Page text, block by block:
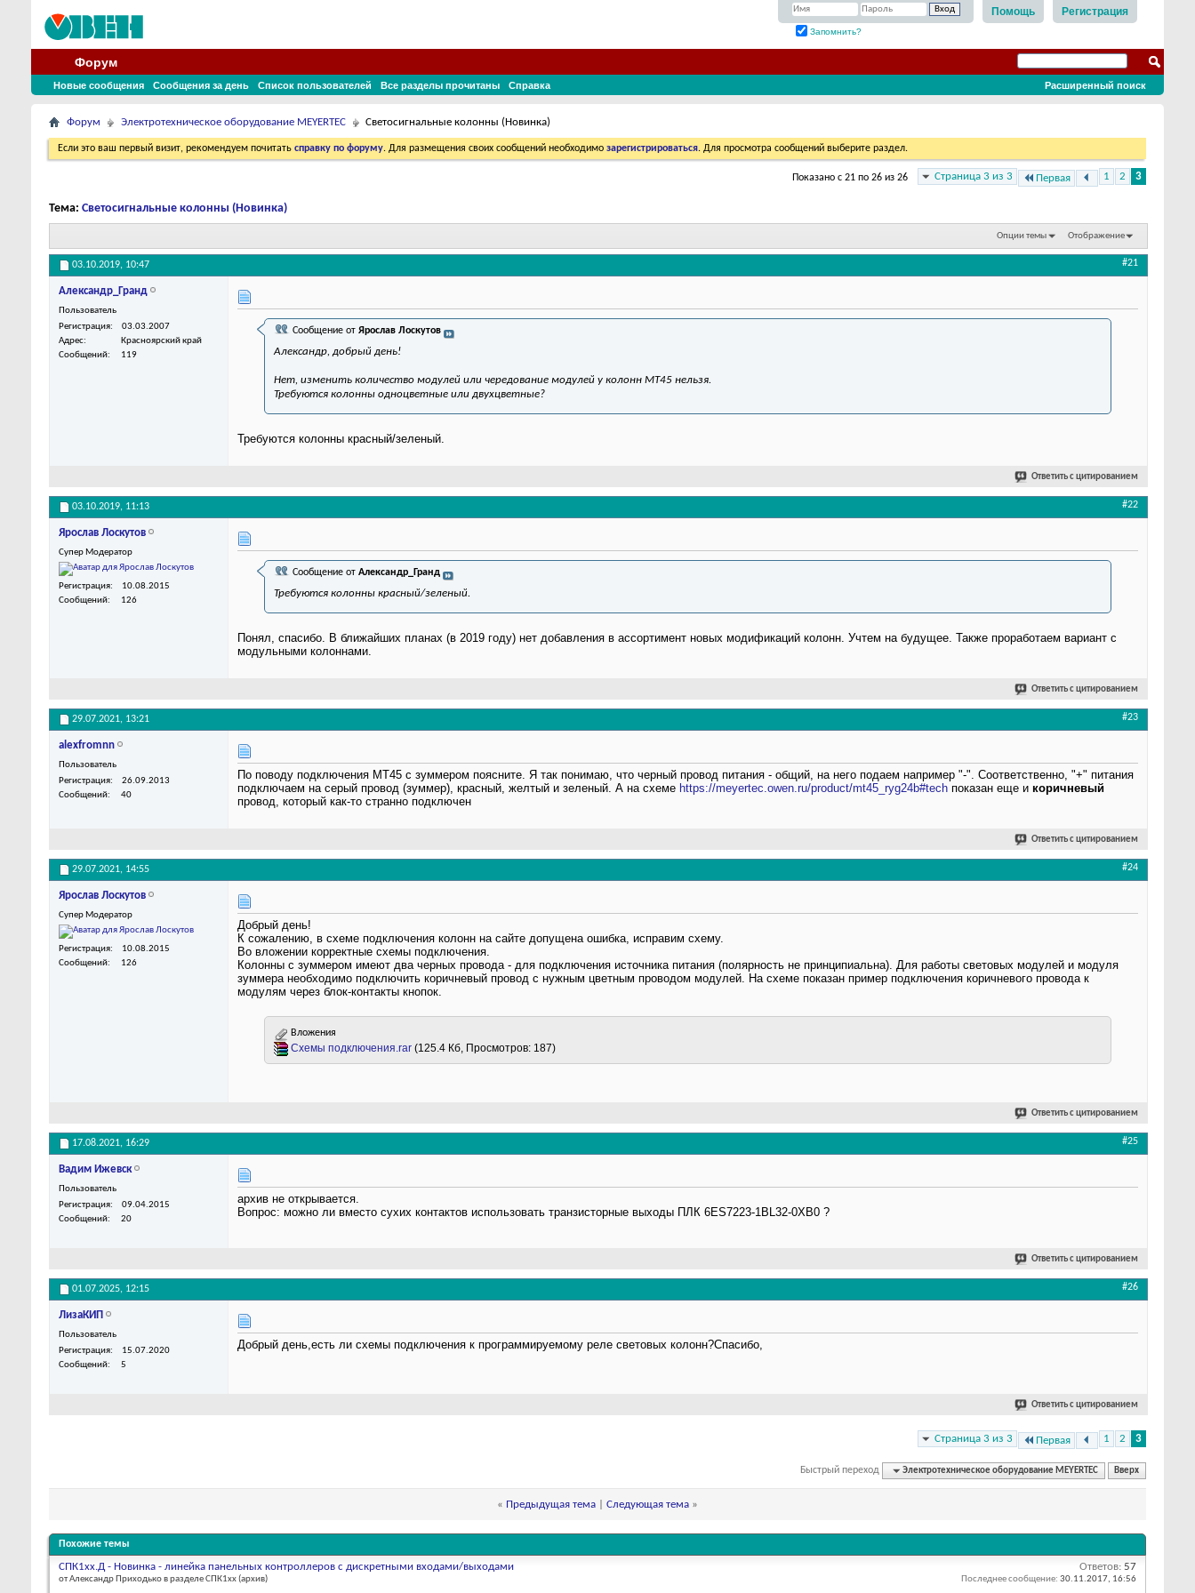
Регистрация
Помощь
Запомнить?
Форум
Новые сообщения Сообщения за день Список пользователей Все разделы прочитаны Справка Расширенный поиск
Форум Электротехническое оборудование MEYERTEC Светосигнальные колонны (Новинка)
Если это ваш первый визит, рекомендуем почитать справку по форуму. Для размещения своих сообщений необходимо зарегистрироваться. Для просмотра сообщений выберите раздел.
Страница 3 из 3 Первая 1 2 3
Показано с 21 по 26 из 26
Тема: Светосигнальные колонны (Новинка)
Опции темы Отображение
03.10.2019, 10:47 #21
Александр_Гранд
Пользователь
Регистрация
03.03.2007
Адрес
Красноярский край
Сообщений
119
Сообщение от Ярослав Лоскутов
Александр, добрый день!
Нет, изменить количество модулей или чередование модулей у колонн MT45 нельзя.
Требуются колонны одноцветные или двухцветные?
Требуются колонны красный/зеленый.
Ответить с цитированием
03.10.2019, 11:13 #22
Ярослав Лоскутов
Супер Модератор
Регистрация
10.08.2015
Сообщений
126
Сообщение от Александр_Гранд
Требуются колонны красный/зеленый.
Понял, спасибо. В ближайших планах (в 2019 году) нет добавления в ассортимент новых модификаций колонн. Учтем на будущее. Также проработаем вариант с
модульными колоннами.
Ответить с цитированием
29.07.2021, 13:21 #23
alexfromnn
Пользователь
Регистрация
26.09.2013
Сообщений
40
По поводу подключения MT45 с зуммером поясните. Я так понимаю, что черный провод питания - общий, на него подаем например "-". Соответственно, "+" питания
подключаем на серый провод (зуммер), красный, желтый и зеленый. А на схеме https://meyertec.owen.ru/product/mt45_ryg24b#tech показан еще и коричневый
провод, который как-то странно подключен
Ответить с цитированием
29.07.2021, 14:55 #24
Ярослав Лоскутов
Супер Модератор
Регистрация
10.08.2015
Сообщений
126
Добрый день!
К сожалению, в схеме подключения колонн на сайте допущена ошибка, исправим схему.
Во вложении корректные схемы подключения.
Колонны с зуммером имеют два черных провода - для подключения источника питания (полярность не принципиальна). Для работы световых модулей и модуля
зуммера необходимо подключить коричневый провод с нужным цветным проводом модулей. На схеме показан пример подключения коричневого провода к
модулям через блок-контакты кнопок.
Вложения
Cхемы подключения.rar (125.4 Кб, Просмотров: 187)
Ответить с цитированием
17.08.2021, 16:29 #25
Вадим Ижевск
Пользователь
Регистрация
09.04.2015
Сообщений
20
архив не открывается.
Вопрос: можно ли вместо сухих контактов использовать транзисторные выходы ПЛК 6ES7223-1BL32-0XB0 ?
Ответить с цитированием
01.07.2025, 12:15 #26
ЛизаКИП
Пользователь
Регистрация
15.07.2020
Сообщений
5
Добрый день,есть ли схемы подключения к программируемому реле световых колонн?Спасибо,
Ответить с цитированием
Страница 3 из 3 Первая 1 2 3
Быстрый переход Электротехническое оборудование MEYERTEC Вверх
« Предыдущая тема Следующая тема »
Похожие темы
СПК1хх.Д - Новинка - линейка панельных контроллеров с дискретными входами/выходами
от Александр Приходько в разделе СПК1xx (архив)
Ответов: 57
Последнее сообщение: 30.11.2017, 16:56